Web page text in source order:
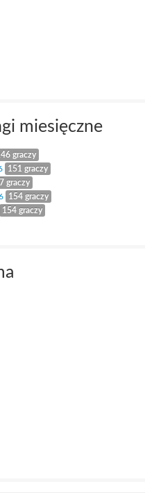
miesięczne
graczy
151 graczy
graczy
154 graczy
154 graczy